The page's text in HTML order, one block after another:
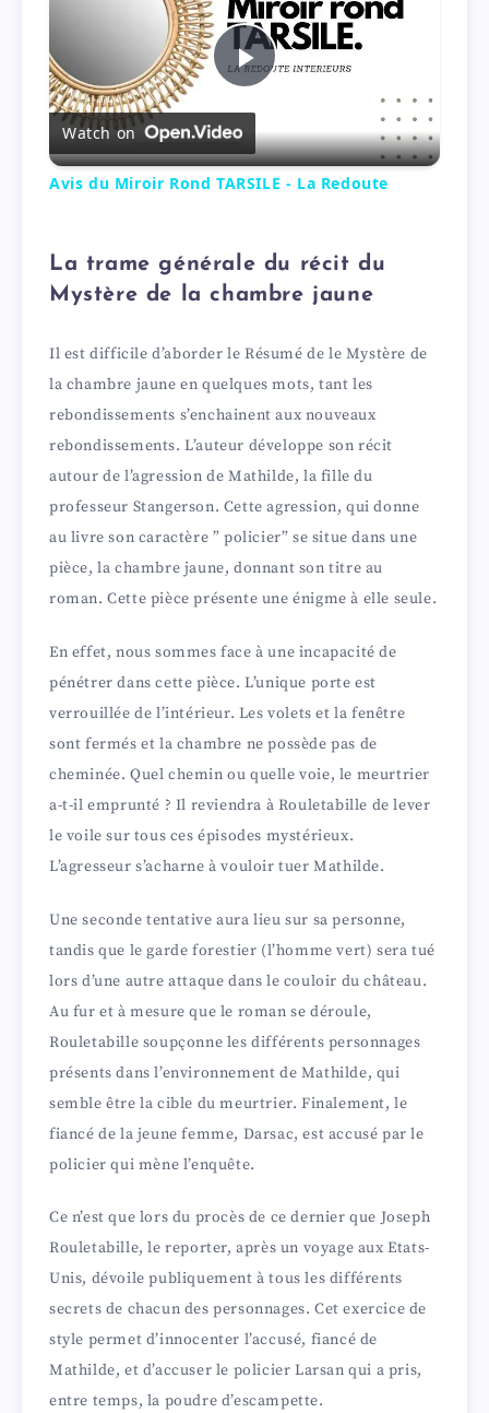
P
l
y
V
i
d
e
o
Watch on
Avis du Miroir Rond TARSILE - La Redoute
La trame générale du récit du
Mystère de la chambre jaune
Il est difficile d’aborder le Résumé de le Mystère de
la chambre jaune en quelques mots, tant les
rebondissements s’enchainent aux nouveaux
rebondissements. L’auteur développe son récit
autour de l’agression de Mathilde, la fille du
professeur Stangerson. Cette agression, qui donne
au livre son caractère ” policier” se situe dans une
pièce, la chambre jaune, donnant son titre au
roman. Cette pièce présente une énigme à elle seule.
En effet, nous sommes face à une incapacité de
pénétrer dans cette pièce. L’unique porte est
verrouillée de l’intérieur. Les volets et la fenêtre
sont fermés et la chambre ne possède pas de
cheminée. Quel chemin ou quelle voie, le meurtrier
a-t-il emprunté ? Il reviendra à Rouletabille de lever
le voile sur tous ces épisodes mystérieux.
L’agresseur s’acharne à vouloir tuer Mathilde.
Une seconde tentative aura lieu sur sa personne,
tandis que le garde forestier (l’homme vert) sera tué
lors d’une autre attaque dans le couloir du château.
Au fur et à mesure que le roman se déroule,
Rouletabille soupçonne les différents personnages
présents dans l’environnement de Mathilde, qui
semble être la cible du meurtrier. Finalement, le
fiancé de la jeune femme, Darsac, est accusé par le
policier qui mène l’enquête.
Ce n’est que lors du procès de ce dernier que Joseph
Rouletabille, le reporter, après un voyage aux Etats-
Unis, dévoile publiquement à tous les différents
secrets de chacun des personnages. Cet exercice de
style permet d’innocenter l’accusé, fiancé de
Mathilde, et d’accuser le policier Larsan qui a pris,
entre temps, la poudre d’escampette.